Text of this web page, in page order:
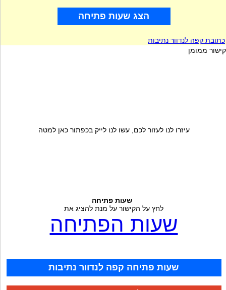
הצג שעות פתיחה
כתובת קפה לנדוור נתיבות
קישור ממומן
עיזרו לנו לעזור לכם, עשו לנו לייק בכפתור כאן למטה
שעות פתיחה
לחץ על הקישור על מנת להציג את
שעות הפתיחה
שעות פתיחה קפה לנדוור נתיבות